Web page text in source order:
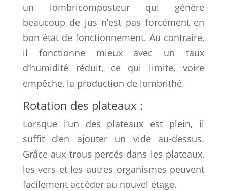
un lombricomposteur qui génère
beaucoup de jus n’est pas forcément en
bon état de fonctionnement. Au contraire,
il fonctionne mieux avec un taux
d’humidité réduit, ce qui limite, voire
empêche, la production de lombrithé.
Rotation des plateaux :
Lorsque l’un des plateaux est plein, il
suffit d’en ajouter un vide au-dessus.
Grâce aux trous percés dans les plateaux,
les vers et les autres organismes peuvent
facilement accéder au nouvel étage.